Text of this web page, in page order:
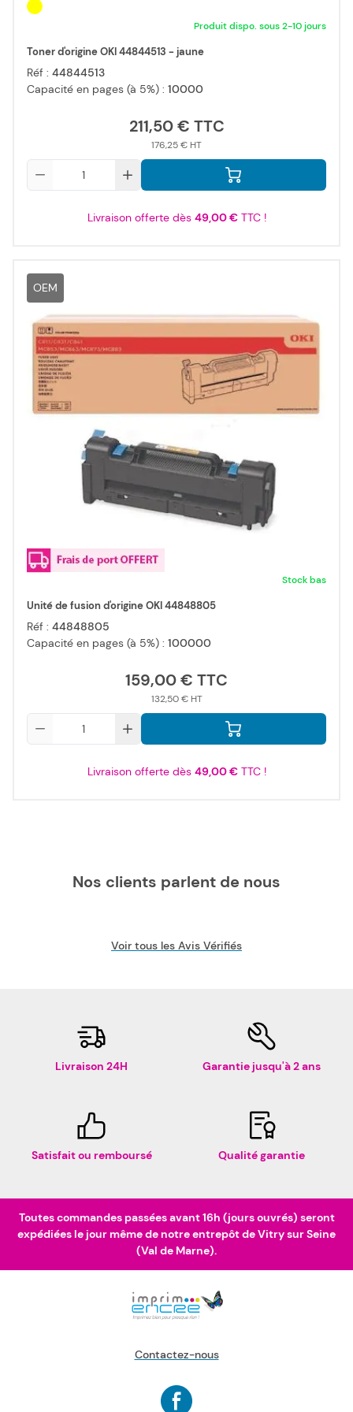
Produit dispo. sous 2-10 jours
Toner d'origine OKI 44844513 - jaune
Réf : 44844513
Capacité en pages (à 5%) : 10000
211,50 €
176,25 €
Livraison offerte dès 49,00 €TTC !
OEM
Stock bas
Unité de fusion d'origine OKI 44848805
Réf : 44848805
Capacité en pages (à 5%) : 100000
159,00 €
132,50 €
Livraison offerte dès 49,00 €TTC !
Nos clients parlent de nous
Voir tous les Avis Vérifiés
Livraison 24H Garantie jusqu'à 2 ans
Satisfait ou remboursé Qualité garantie
Toutes commandes passées avant 16h (jours ouvrés) seront
expédiées le jour même de notre entrepôt de Vitry sur Seine
(Val de Marne).
Contactez-nous